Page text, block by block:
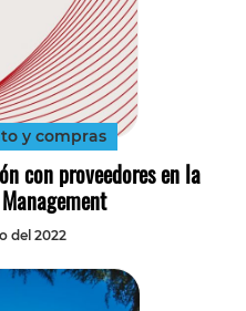
y compras
con proveedores en la
del 2022